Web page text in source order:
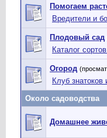
Помогаем
Вредители и
Плодовый сад
Каталог
Огород
Клуб
Около садоводства
Домашнее